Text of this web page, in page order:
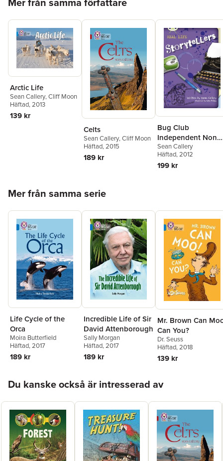
Arctic Life
Sean Callery,Cliff Moon
Häftad, 2013
139 kr
Celts
Sean Callery,Cliff Moon
Häftad, 2015
189 kr
Bug Club
Independent Non
Fiction Blue B Real
Life:Storytellers
Sean Callery
Häftad, 2012
199 kr
Mer från samma serie
Life Cycle of the
Orca
Moira Butterfield
Häftad, 2017
189 kr
Incredible Life of Sir
David Attenborough
Sally Morgan
Häftad, 2017
189 kr
Mr. Brown Can
Can You?
Dr. Seuss
Häftad, 2018
139 kr
Du kanske också är intresserad av